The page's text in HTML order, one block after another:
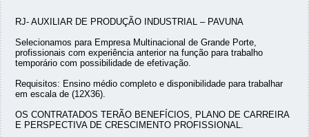
RJ- AUXILIAR DE PRODUÇÃO INDUSTRIAL – PAVUNA
Selecionamos para Empresa Multinacional de Grande Porte,
profissionais com experiência anterior na função para trabalho
temporário com possibilidade de efetivação.
Requisitos: Ensino médio completo e disponibilidade para trabalhar
em escala de (12X36).
OS CONTRATADOS TERÃO BENEFÍCIOS, PLANO DE CARREIRA
E PERSPECTIVA DE CRESCIMENTO PROFISSIONAL.